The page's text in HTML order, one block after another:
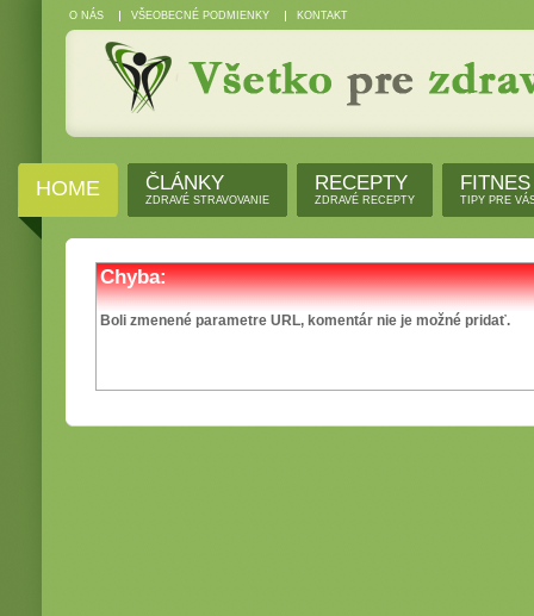
O NÁS VŠEOBECNÉ PODMIENKY KONTAKT
HOME ČLÁNKY
ZDRAVÉ STRAVOVANIE
RECEPTY
ZDRAVÉ RECEPTY
FITNES
TIPY PRE
Chyba:
Boli zmenené parametre URL, komentár nie je možné pridať.